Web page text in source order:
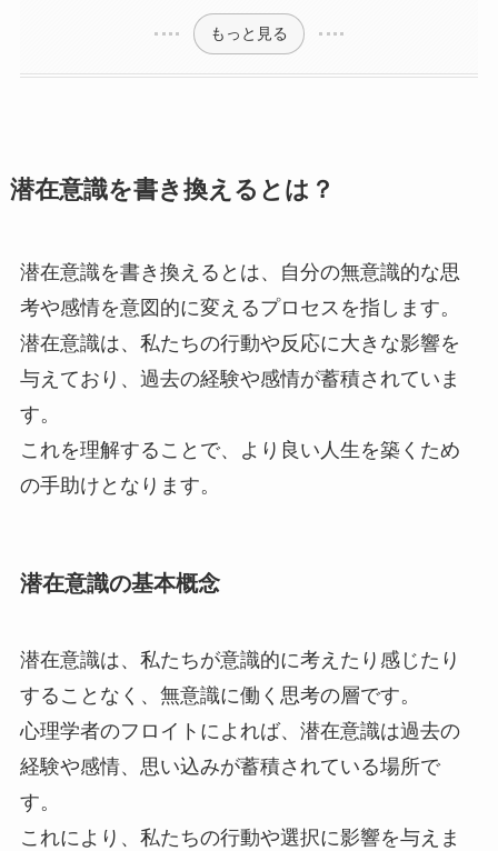
もっと見る
潜在意識を書き換えるとは？
潜在意識を書き換えるとは、自分の無意識的な思
考や感情を意図的に変えるプロセスを指します。
潜在意識は、私たちの行動や反応に大きな影響を
与えており、過去の経験や感情が蓄積されていま
す。
これを理解することで、より良い人生を築くため
の手助けとなります。
潜在意識の基本概念
潜在意識は、私たちが意識的に考えたり感じたり
することなく、無意識に働く思考の層です。
心理学者のフロイトによれば、潜在意識は過去の
経験や感情、思い込みが蓄積されている場所で
す。
これにより、私たちの行動や選択に影響を与えま